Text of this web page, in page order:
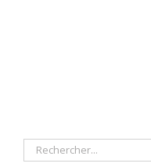
Rechercher: